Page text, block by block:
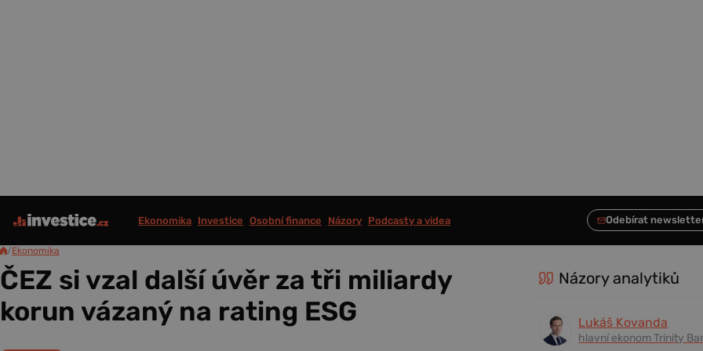
Ekonomika Investice Osobní finance Názory Podcasty a videa
/Ekonomika
ČEZ si vzal další úvěr za tři miliardy
korun vázaný na rating ESG
Názory analytiků
Lukáš Kovanda
hlavní ekonom Trinity